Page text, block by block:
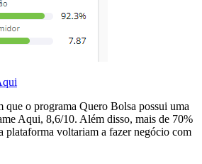
que o programa Quero Bolsa possui uma
Aqui, 8,6/10. Além disso, mais de 70%
plataforma voltariam a fazer negócio com